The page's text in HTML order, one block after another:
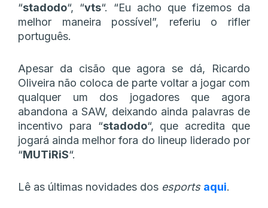
“stadodo“, “vts“. “Eu acho que fizemos da
melhor maneira possível”, referiu o rifler
português.
Apesar da cisão que agora se dá, Ricardo
Oliveira não coloca de parte voltar a jogar com
qualquer um dos jogadores que agora
abandona a SAW, deixando ainda palavras de
incentivo para “stadodo“, que acredita que
jogará ainda melhor fora do lineup liderado por
“MUTiRiS“.
Lê as últimas novidades dos esports aqui.